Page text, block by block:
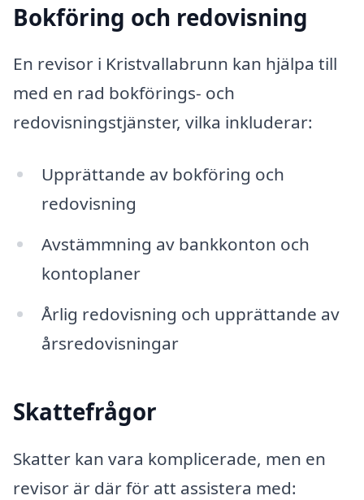
Bokföring och redovisning
En revisor i Kristvallabrunn kan hjälpa till
med en rad bokförings- och
redovisningstjänster, vilka inkluderar:
Upprättande av bokföring och
redovisning
Avstämmning av bankkonton och
kontoplaner
Årlig redovisning och upprättande av
årsredovisningar
Skattefrågor
Skatter kan vara komplicerade, men en
revisor är där för att assistera med: